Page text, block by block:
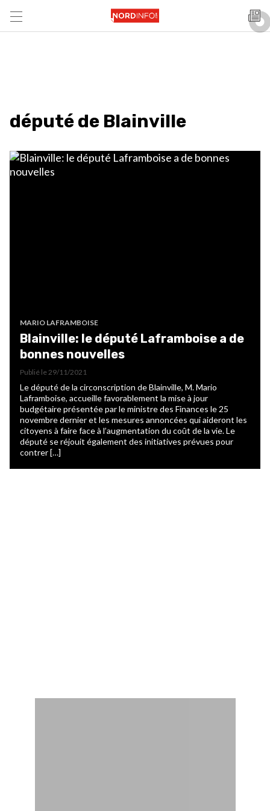
député de Blainville
MARIO LAFRAMBOISE
Blainville: le député Laframboise a de
bonnes nouvelles
Publié le29/11/2021
Le député de la circonscription de Blainville, M. Mario
Laframboise, accueille favorablement la mise à jour
budgétaire présentée par le ministre des Finances le 25
novembre dernier et les mesures annoncées qui aideront les
citoyens à faire face à l’augmentation du coût de la vie. Le
député se réjouit également des initiatives prévues pour
contrer […]